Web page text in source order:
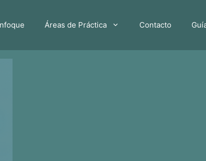
Áreas de Práctica Contacto